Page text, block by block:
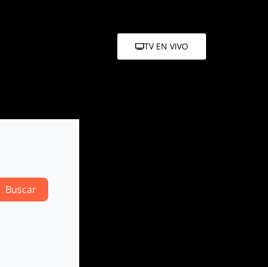
TV EN VIVO
BuscarSearch